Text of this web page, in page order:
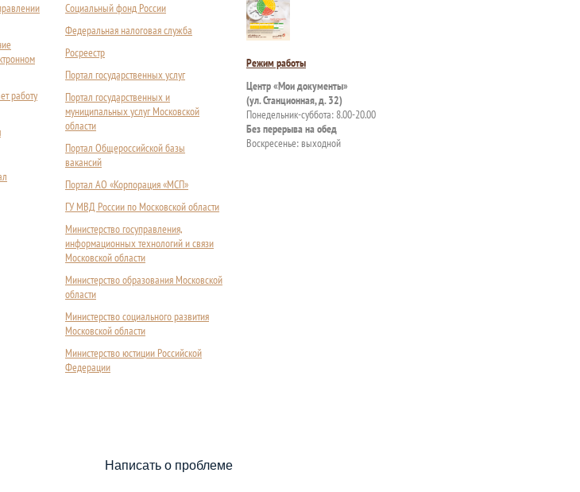
работу
Социальный фонд России
Федеральная налоговая служба
Росреестр
Портал государственных услуг
Портал государственных и
муниципальных услуг Московской
области
Портал Общероссийской базы
вакансий
Портал АО «Корпорация «МСП»
ГУ МВД России по Московской области
Министерство госуправления,
информационных технологий и связи
Московской области
Министерство образования Московской
области
Министерство социального развития
Московской области
Министерство юстиции Российской
Федерации
Режим работы
Центр «Мои документы»
(ул. Станционная, д. 32)
Понедельник-суббота: 8.00-20.00
Без перерыва на обед
Воскресенье: выходной
социальной выплаты или пособия?
Написать о проблеме